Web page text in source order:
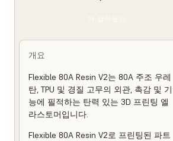
개요
Flexible 80A Resin V2는 80A 주조 우레
탄, TPU 및 경질 고무의 외관, 촉감 및 기
능에 필적하는 탄력 있는 3D 프린팅 엘
라스토머입니다.
Flexible 80A Resin V2로 프린팅된 파트